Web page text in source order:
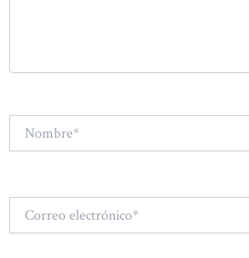
electrónico*